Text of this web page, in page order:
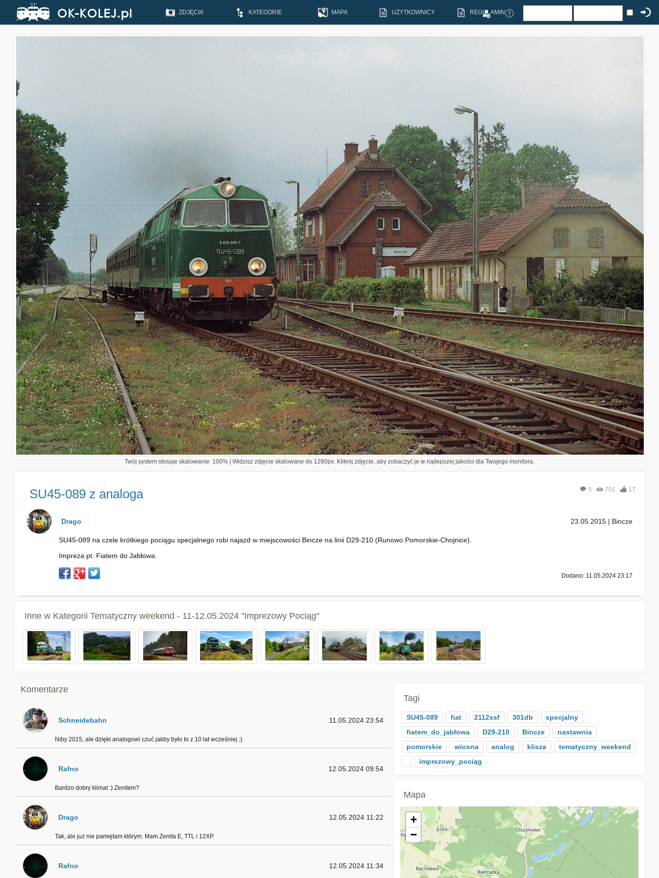
ZDJĘCIA KATEGORIE MAPA UŻYTKOWNICY REGULAMIN
Twój system stosuje skalowanie: 100% | Widzisz zdjęcie skalowane do 1280px. Kliknij zdjęcie, aby zobaczyć je w najlepszej jakości dla Twojego monitora.
SU45-089 z analoga 5 701 17
Drago 23.05.2015 | Bincze
SU45-089 na czele krótkiego pociągu specjalnego robi najazd w miejscowości Bincze na linii D29-210 (Runowo Pomorskie-Chojnice).
Impreza pt. Fiatem do Jabłowa.
Dodano: 11.05.2024 23:17
Inne w Kategorii Tematyczny weekend - 11-12.05.2024 "Imprezowy Pociąg"
Komentarze
Schneidebahn 11.05.2024 23:54
Niby 2015, ale dzięki analogowi czuć jakby było to z 10 lat wcześniej ;)
Rafno 12.05.2024 09:54
Bardzo dobry klimat :) Zenitem?
Drago 12.05.2024 11:22
Tak, ale już nie pamiętam którym. Mam Zenita E, TTL i 12XP.
Rafno 12.05.2024 11:34
Tagi
SU45-089 fiat 2112ssf 301db
specjalny
fiatem_do_jabłowa
D29-210 Bincze
nastawnia
pomorskie
wiosna analog klisza
tematyczny_weekend
imprezowy_pociąg
Mapa
+
−